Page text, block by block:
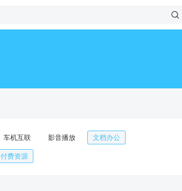
车机互联 影音播放 文档办公
付费资源